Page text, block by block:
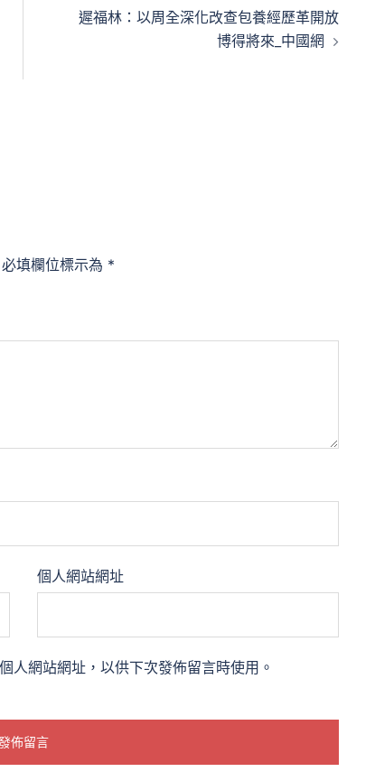
遲福林：以周全深化改查包養經歷革開放
博得將來_中國網
必填欄位標示為 *
個人網站網址
人網站網址，以供下次發佈留言時使用。